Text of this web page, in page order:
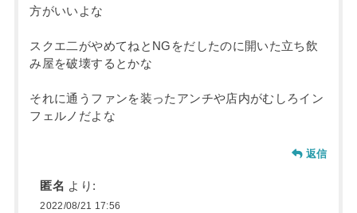
方がいいよな
スクエ二がやめてねとNGをだしたのに開いた立ち飲
み屋を破壊するとかな
それに通うファンを装ったアンチや店内がむしろイン
フェルノだよな
返信
匿名 より:
2022/08/21 17:56